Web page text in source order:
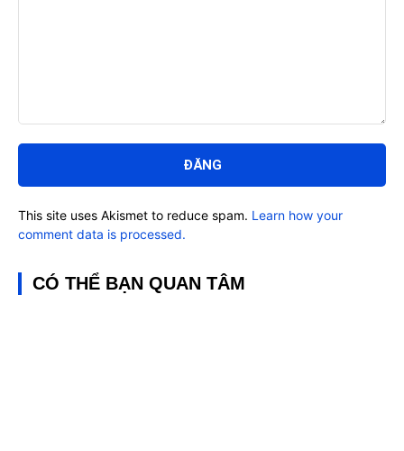
luận:
This site uses Akismet to reduce spam. Learn how your
comment data is processed.
CÓ THỂ BẠN QUAN TÂM